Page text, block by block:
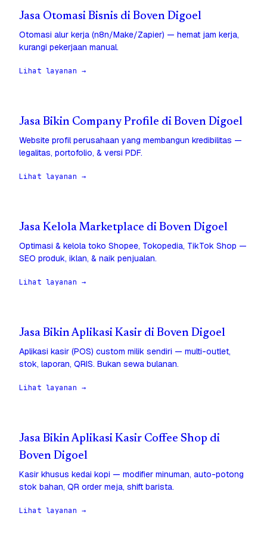
Jasa Otomasi Bisnis di Boven Digoel
Otomasi alur kerja (n8n/Make/Zapier) — hemat jam kerja,
kurangi pekerjaan manual.
Lihat layanan →
Jasa Bikin Company Profile di Boven Digoel
Website profil perusahaan yang membangun kredibilitas —
legalitas, portofolio, & versi PDF.
Lihat layanan →
Jasa Kelola Marketplace di Boven Digoel
Optimasi & kelola toko Shopee, Tokopedia, TikTok Shop —
SEO produk, iklan, & naik penjualan.
Lihat layanan →
Jasa Bikin Aplikasi Kasir di Boven Digoel
Aplikasi kasir (POS) custom milik sendiri — multi-outlet,
stok, laporan, QRIS. Bukan sewa bulanan.
Lihat layanan →
Jasa Bikin Aplikasi Kasir Coffee Shop di
Boven Digoel
Kasir khusus kedai kopi — modifier minuman, auto-potong
stok bahan, QR order meja, shift barista.
Lihat layanan →